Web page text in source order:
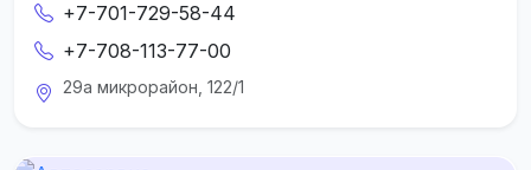
+7-701-729-58-44
+7-708-113-77-00
29а микрорайон, 122/1